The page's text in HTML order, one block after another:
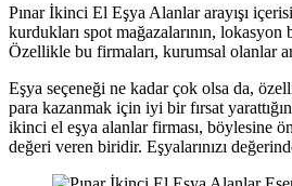
Pınar İkinci El Eşya Alanlar arayışı
kurdukları spot mağazalarının,
Özellikle bu firmaları, kurumsal olanlar
Eşya seçeneği ne kadar çok olsa da,
para kazanmak için iyi bir fırsat
ikinci el eşya alanlar firması, böylesine
değeri veren biridir. Eşyalarınızı